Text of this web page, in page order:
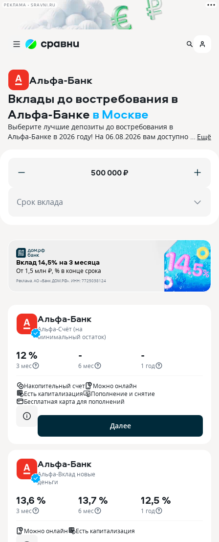
РЕКЛАМА • SRAVNI.RU
Альфа-Банк
Вклады до востребования в
Альфа-Банке в Москве
Выберите лучшие депозиты до востребования в
Альфа-Банке в 2026 году! На 06.08.2026 вам доступно 6 Ещё
₽
Срок вклада
Вклад 14,5% на 3 месяца
От 1,5 млн ₽, % в конце срока
Реклама. АО «Банк ДОМ.РФ». ИНН: 7725038124
Альфа-Банк
Альфа-Счёт (на
минимальный остаток)
12 %
3 мес
-
6 мес
-
1 год
Накопительный счет
Можно онлайн
Есть капитализация
Пополнение и снятие
Бесплатная карта для пополнений
Далее
Альфа-Банк
Альфа-Вклад новые
деньги
13,6 %
3 мес
13,7 %
6 мес
12,5 %
1 год
Можно онлайн Есть капитализация